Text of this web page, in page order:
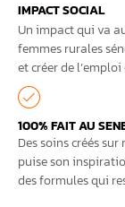
IMPACT SOCIAL
Un impact qui va
femmes rurales
et créer de
100% FAIT AU
Des soins créés
puise son
des formules qui